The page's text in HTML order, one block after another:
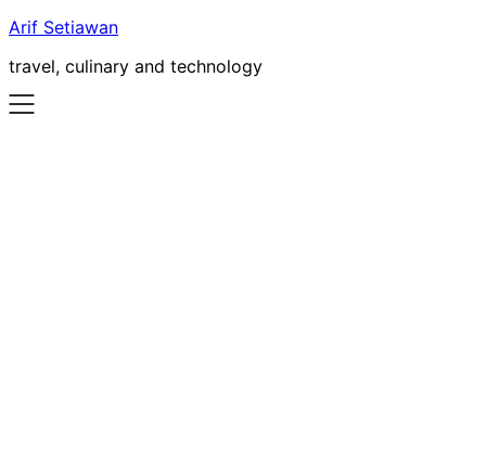
Arif Setiawan
travel, culinary and technology